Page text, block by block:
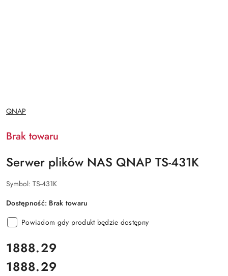
NAZWA
PRODUCENTA:
QNAP
Brak towaru
Serwer plików NAS QNAP TS-431K
Symbol: TS-431K
Dostępność: Brak towaru
Powiadom gdy produkt będzie dostępny
cena:
1888.29
Cena:
1888.29